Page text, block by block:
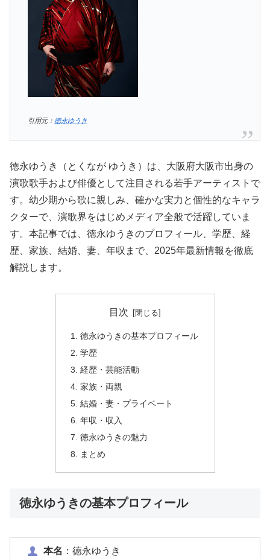
引用元： 徳永ゆうき
徳永ゆうき（とくなが ゆうき）は、大阪府大阪市出身の
演歌歌手および俳優として注目される若手アーティストで
す。幼少期から歌に親しみ、確かな実力と個性的なキャラ
クターで、演歌界をはじめメディア全般で活躍していま
す。本記事では、徳永ゆうきのプロフィール、学歴、経
歴、家族、結婚、妻、年収まで、2025年最新情報を徹底
解説します。
目次
徳永ゆうきの基本プロフィール
学歴
経歴・芸能活動
家族・両親
結婚・妻・プライベート
年収・収入
徳永ゆうきの魅力
まとめ
徳永ゆうきの基本プロフィール
本名 ：徳永ゆうき